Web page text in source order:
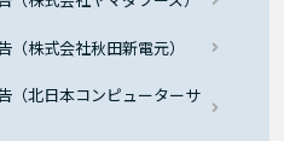
株式会社秋田新電元）
（北日本コンピューターサ